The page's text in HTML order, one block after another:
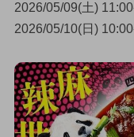
2026/05/09(土)
2026/05/10(日)